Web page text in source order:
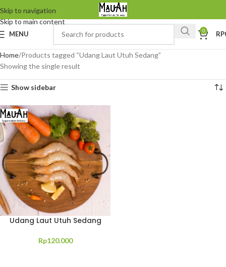
Skip to navigation
Skip to main content
MENU 0 RP
Home Products tagged “Udang Laut Utuh Sedang”
Showing the single result
Show sidebar
Udang Laut Utuh Sedang
Rp120.000